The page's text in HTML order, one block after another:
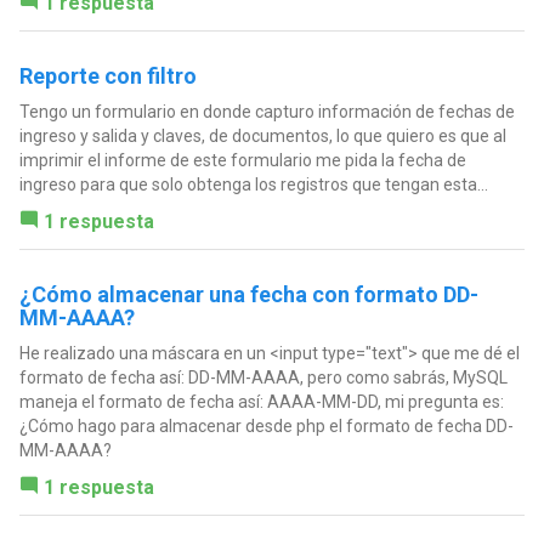
Reporte con filtro
Tengo un formulario en donde capturo información de fechas de
ingreso y salida y claves, de documentos, lo que quiero es que al
imprimir el informe de este formulario me pida la fecha de
ingreso para que solo obtenga los registros que tengan esta...
1 respuesta
¿Cómo almacenar una fecha con formato DD-
MM-AAAA?
He realizado una máscara en un <input type="text"> que me dé el
formato de fecha así: DD-MM-AAAA, pero como sabrás, MySQL
maneja el formato de fecha así: AAAA-MM-DD, mi pregunta es:
¿Cómo hago para almacenar desde php el formato de fecha DD-
MM-AAAA?
1 respuesta